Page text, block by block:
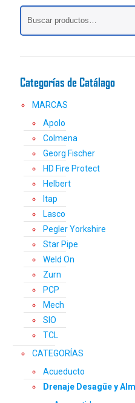
Categorías de Catálago
MARCAS
Apolo
Colmena
Georg Fischer
HD Fire Protect
Helbert
Itap
Lasco
Pegler Yorkshire
Star Pipe
Weld On
Zurn
PCP
Mech
SIO
TCL
CATEGORÍAS
Acueducto
Drenaje Desagüe y